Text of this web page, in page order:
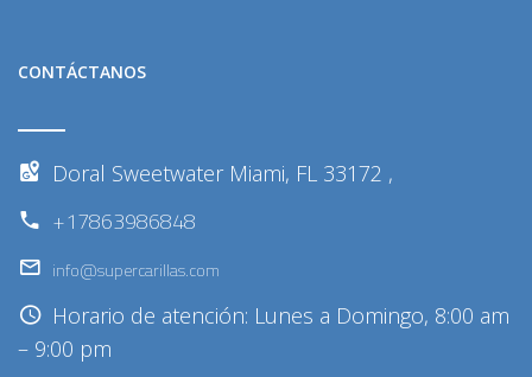
CONTÁCTANOS
Doral Sweetwater Miami, FL 33172 ,
+17863986848
info@supercarillas.com
Horario de atención: Lunes a Domingo, 8:00 am
– 9:00 pm